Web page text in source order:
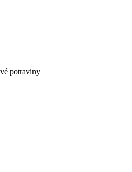
potraviny